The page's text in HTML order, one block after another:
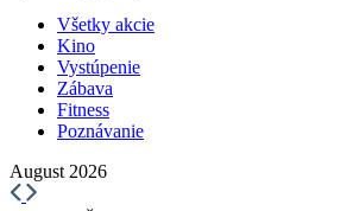
Všetky akcie
Kino
Vystúpenie
Zábava
Fitness
Poznávanie
August 2026